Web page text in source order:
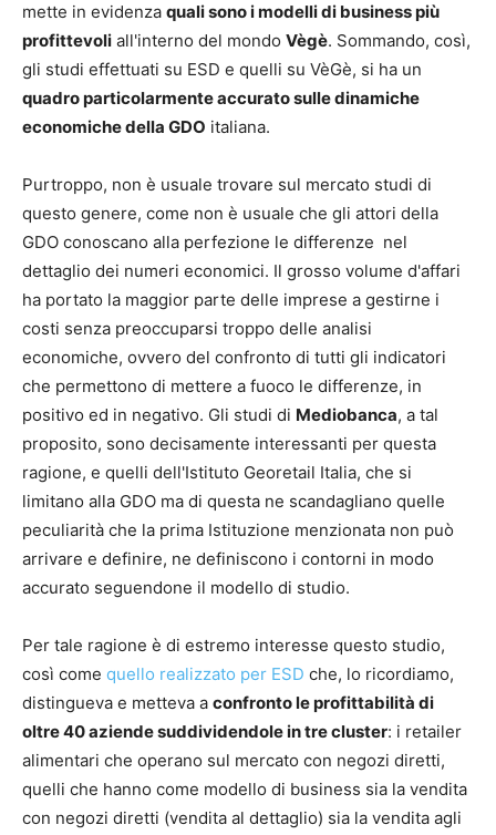
mette in evidenza quali sono i modelli di business più
profittevoli all'interno del mondo Vègè. Sommando, così,
gli studi effettuati su ESD e quelli su VèGè, si ha un
quadro particolarmente accurato sulle dinamiche
economiche della GDO italiana.
Purtroppo, non è usuale trovare sul mercato studi di
questo genere, come non è usuale che gli attori della
GDO conoscano alla perfezione le differenze nel
dettaglio dei numeri economici. Il grosso volume d'affari
ha portato la maggior parte delle imprese a gestirne i
costi senza preoccuparsi troppo delle analisi
economiche, ovvero del confronto di tutti gli indicatori
che permettono di mettere a fuoco le differenze, in
positivo ed in negativo. Gli studi di Mediobanca, a tal
proposito, sono decisamente interessanti per questa
ragione, e quelli dell'Istituto Georetail Italia, che si
limitano alla GDO ma di questa ne scandagliano quelle
peculiarità che la prima Istituzione menzionata non può
arrivare e definire, ne definiscono i contorni in modo
accurato seguendone il modello di studio.
Per tale ragione è di estremo interesse questo studio,
così come quello realizzato per ESD che, lo ricordiamo,
distingueva e metteva a confronto le profittabilità di
oltre 40 aziende suddividendole in tre cluster: i retailer
alimentari che operano sul mercato con negozi diretti,
quelli che hanno come modello di business sia la vendita
con negozi diretti (vendita al dettaglio) sia la vendita agli